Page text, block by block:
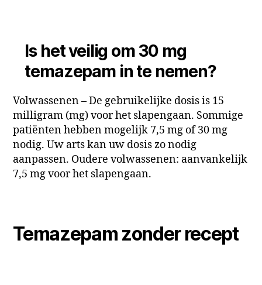
Is het veilig om 30 mg
temazepam in te nemen?
Volwassenen – De gebruikelijke dosis is 15
milligram (mg) voor het slapengaan. Sommige
patiënten hebben mogelijk 7,5 mg of 30 mg
nodig. Uw arts kan uw dosis zo nodig
aanpassen. Oudere volwassenen: aanvankelijk
7,5 mg voor het slapengaan.
Temazepam zonder recept